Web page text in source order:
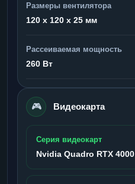
Размеры вентилятора
120 x 120 x 25 мм
Рассеиваемая мощность
260 Вт
🎮 Видеокарта
Серия видеокарт
Nvidia Quadro RTX 4000